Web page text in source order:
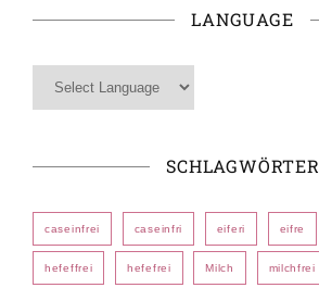
LANGUAGE
SCHLAGWÖRTER
caseinfrei caseinfri eiferi eifre
hefeffrei hefefrei Milch milchfrei